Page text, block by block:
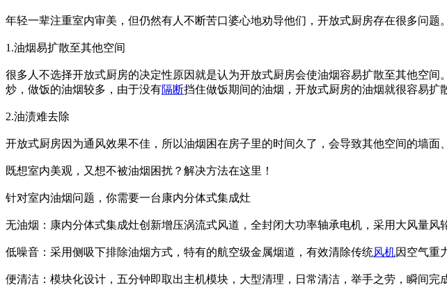
年轻一辈注重室内审美，但仍然有人不断苦口婆心地劝导他们，开放式厨房存在很多问题。
1.油烟易扩散至其他空间
很多人不选择开放式厨房的决定性原因就是认为开放式厨房会使油烟容易扩散至其他空
炒，做饭的油烟较多，由于没有隔断挡住做饭期间的油烟，开放式厨房的油烟就很容易扩
2.油渍难去除
开放式厨房因为通风效果不佳，所以油烟困在房子里的时间久了，会导致其他空间的墙面、
既想室内美观，又想不被油烟困扰？解决方法在这里！
针对室内油烟问题，你需要一台康内分体式集成灶
无油烟：康内分体式集成灶创新增压涡流式风道，全封闭大功率轴承电机，采用大风量风
低噪音：采用侧吸下排除油烟方式，特有的航空级金属烟道，有效清除传统风机因空气重
便清洁：模块化设计，五分钟即取出主机模块，大型清理，日常清洁，举手之劳，瞬间完